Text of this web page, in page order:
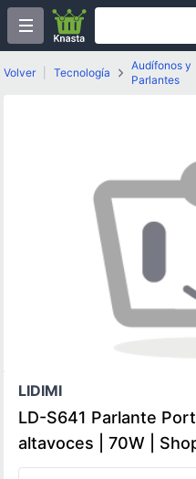
Volver Tecnología
Audífonos y
Parlantes
LIDIMI
LD-S641 Parlante
altavoces | 70W |